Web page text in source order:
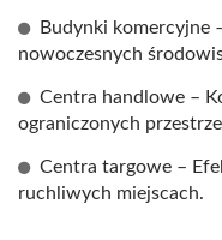
Budynki komercyjne
nowoczesnych
Centra handlowe –
ograniczonych
Centra targowe –
ruchliwych miejscach.